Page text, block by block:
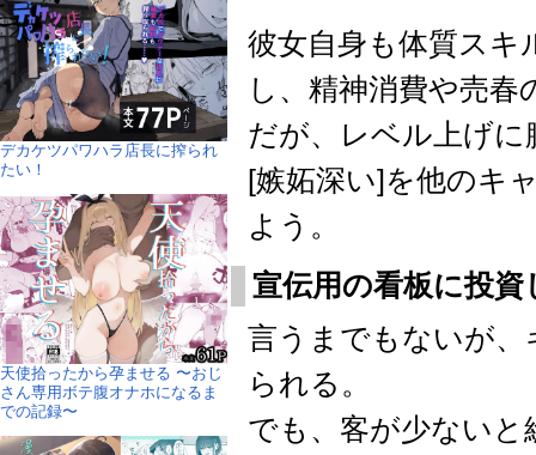
彼女自身も体質スキ
し、精神消費や売
だが、レベル上げに
[嫉妬深い]を他のキ
よう。
宣伝用の看板に投
言うまでもないが
られる。
でも、客が少ない
デカケツパワハラ店長に搾られ
たい！
天使拾ったから孕ませる 〜おじ
さん専用ボテ腹オナホになるま
での記録〜